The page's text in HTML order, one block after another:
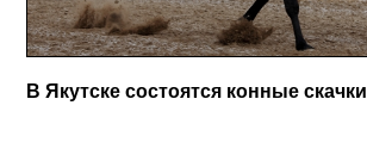
В Якутске состоятся конные скачки